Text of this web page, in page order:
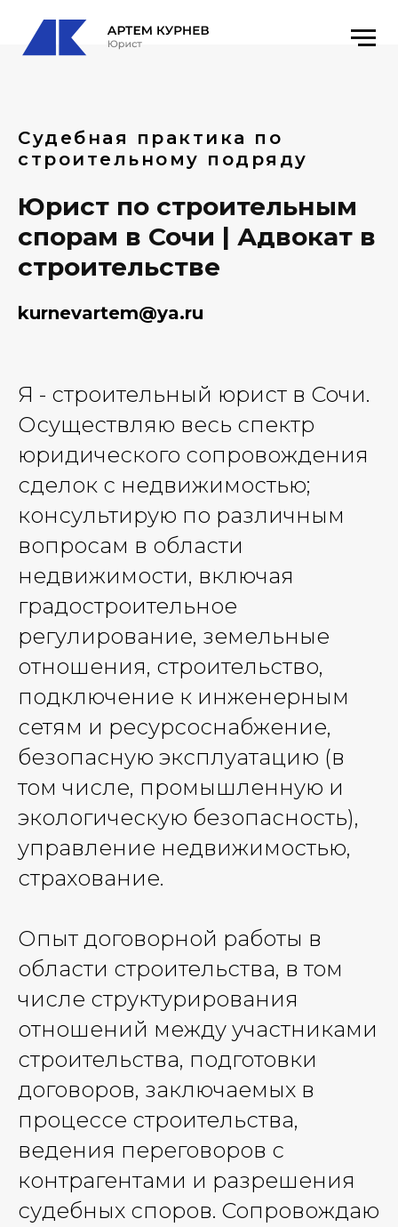
Судебная практика по
строительному подряду
Юрист по строительным
спорам в Сочи | Адвокат в
строительстве
kurnevartem@ya.ru
Я - строительный юрист в Сочи.
Осуществляю весь спектр
юридического сопровождения
сделок с недвижимостью;
консультирую по различным
вопросам в области
недвижимости, включая
градостроительное
регулирование, земельные
отношения, строительство,
подключение к инженерным
сетям и ресурсоснабжение,
безопасную эксплуатацию (в
том числе, промышленную и
экологическую безопасность),
управление недвижимостью,
страхование.
Опыт договорной работы в
области строительства, в том
числе структурирования
отношений между участниками
строительства, подготовки
договоров, заключаемых в
процессе строительства,
ведения переговоров с
контрагентами и разрешения
судебных споров. Сопровождаю